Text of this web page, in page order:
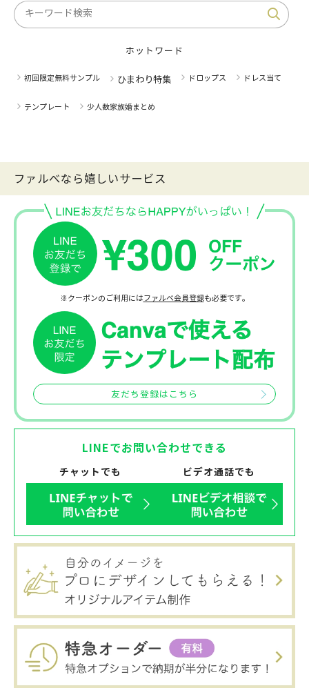
ホットワード
初回限定無料サンプル ひまわり特集 ドロップス ドレス当て
テンプレート 少人数家族婚まとめ
ファルべなら嬉しいサービス
※クーポンのご利用にはファルベ会員登録も必要です。
友だち登録はこちら
LINEでお問い合わせできる
チャットでも ビデオ通話でも